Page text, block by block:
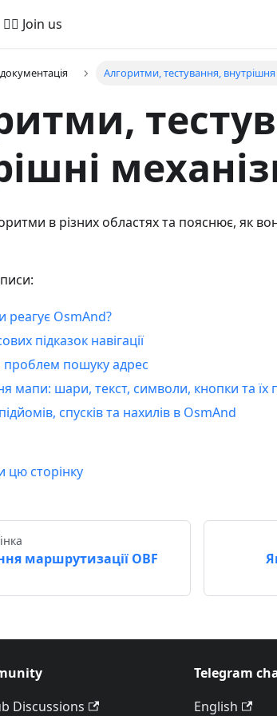
🚵‍♂️ Join us
Алгоритми, тестування, внутрішня
в різних областях та пояснює, як
реагує OsmAnd?
підказок навігації
проблем пошуку адрес
мапи: шари, текст, символи, кнопки та їх
спусків та нахилів в OsmAnd
цю сторінку
маршрутизації OBF
Discussions
Telegram
English